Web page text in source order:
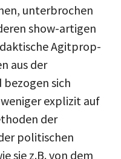
unterbrochen
show-artigen
Agitprop-
aus der
sich
explizit auf
der
politischen
sie z.B. von dem